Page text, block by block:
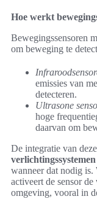
Hoe werkt
Bewegingssensoren
om beweging te
emissies van
detecteren.
Ultrasone
hoge
daarvan om
De integratie van
verlichtingssystemen
wanneer dat nodig is.
activeert de sensor
omgeving, vooral in